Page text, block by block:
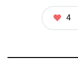
좋
4